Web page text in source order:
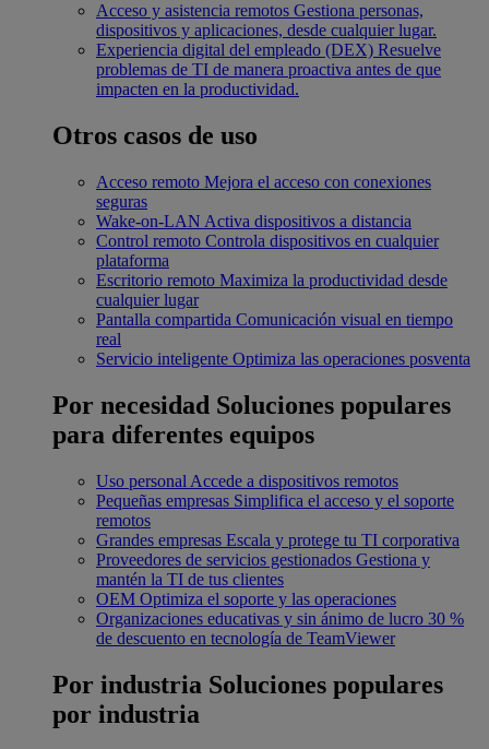
Acceso y asistencia remotos Gestiona personas,
dispositivos y aplicaciones, desde cualquier lugar.
Experiencia digital del empleado (DEX) Resuelve
problemas de TI de manera proactiva antes de que
impacten en la productividad.
Otros casos de uso
Acceso remoto Mejora el acceso con conexiones
seguras
Wake-on-LAN Activa dispositivos a distancia
Control remoto Controla dispositivos en cualquier
plataforma
Escritorio remoto Maximiza la productividad desde
cualquier lugar
Pantalla compartida Comunicación visual en tiempo
real
Servicio inteligente Optimiza las operaciones posventa
Por necesidad Soluciones populares
para diferentes equipos
Uso personal Accede a dispositivos remotos
Pequeñas empresas Simplifica el acceso y el soporte
remotos
Grandes empresas Escala y protege tu TI corporativa
Proveedores de servicios gestionados Gestiona y
mantén la TI de tus clientes
OEM Optimiza el soporte y las operaciones
Organizaciones educativas y sin ánimo de lucro 30 %
de descuento en tecnología de TeamViewer
Por industria Soluciones populares
por industria